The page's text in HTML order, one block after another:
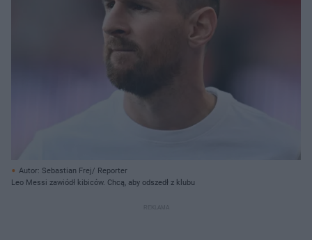
Autor: Sebastian Frej/ Reporter
Leo Messi zawiódł kibiców. Chcą, aby odszedł z klubu